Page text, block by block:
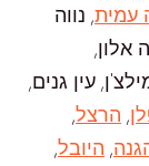
עמית, נווה
אלון,
עין גנים,
, הרצל,
, היובל,